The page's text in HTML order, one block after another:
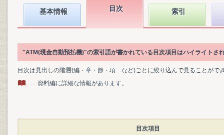
基本情報 目次 索引
"ATM(現金自動預払機)"の索引語が書かれている目次項目はハイライトさ
目次は見出しの階層(編・章・節・項…など)ごとに絞り込んで見ることがで
… 資料編に詳細な情報があります。
目次項目